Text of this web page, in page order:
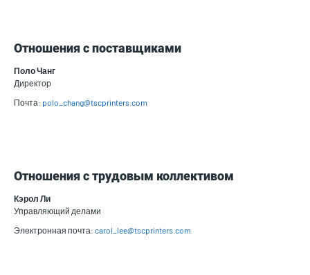
Отношения с поставщиками
Поло Чанг
Директор
Почта: polo_chang@tscprinters.com
Отношения с трудовым коллективом
Кэрол Ли
Управляющий делами
Электронная почта: carol_lee@tscprinters.com